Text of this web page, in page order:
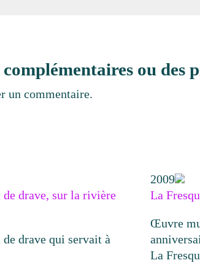
ou des
un commentaire.
de drave, sur la rivière
drave qui servait à
2009
La
Œuvre
La